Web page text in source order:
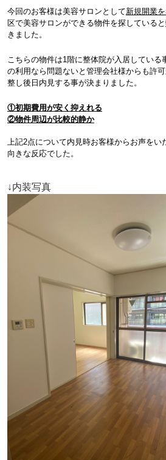
今回のお客様は美容サロンとして新規開業
区で美容サロンができる物件を探していると
きました。
こちらの物件は1階に整体院が入居している
の利用なら問題ないと管理会社様からも許
整し後日内見する事が決まりました。
①初期費用が安く抑えれる
②物件周辺が比較的静か
上記2点について内見時お客様からお声をい
向きな反応でした。
↓内装写真